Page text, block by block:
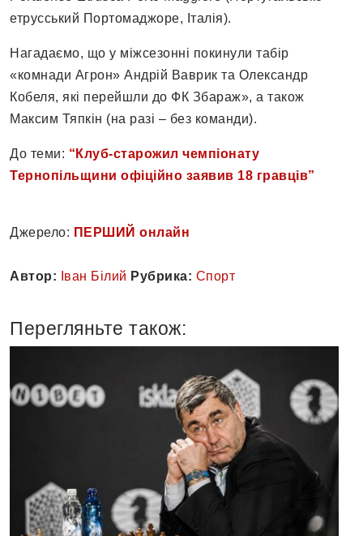
етрусський Портомаджоре, Італія).
Нагадаємо, що у міжсезонні покинули табір
«комнади Агрон» Андрій Ваврик та Олександр
Кобеля, які перейшли до ФК Збараж», а також
Максим Тяпкін (на разі – без команди).
До теми: “Клуб-старожил чемпіонату
Тернопільщини офіційно заявив 18 гравців”
Джерело: ПЕРШИЙ онлайн
Автор: Іван Білий Рубрика: Спорт
Перегляньте також: